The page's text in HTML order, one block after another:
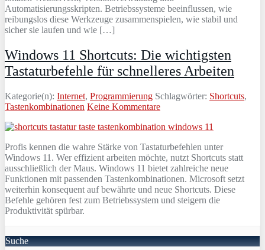
Automatisierungsskripten. Betriebssysteme beeinflussen, wie
reibungslos diese Werkzeuge zusammenspielen, wie stabil und
sicher sie laufen und wie […]
Windows 11 Shortcuts: Die wichtigsten
Tastaturbefehle für schnelleres Arbeiten
Kategorie(n): Internet, Programmierung Schlagwörter: Shortcuts,
Tastenkombinationen Keine Kommentare
Profis kennen die wahre Stärke von Tastaturbefehlen unter
Windows 11. Wer effizient arbeiten möchte, nutzt Shortcuts statt
ausschließlich der Maus. Windows 11 bietet zahlreiche neue
Funktionen mit passenden Tastenkombinationen. Microsoft setzt
weiterhin konsequent auf bewährte und neue Shortcuts. Diese
Befehle gehören fest zum Betriebssystem und steigern die
Produktivität spürbar.
Suche